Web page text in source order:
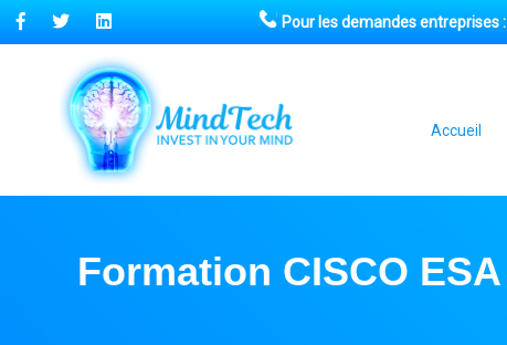
Pour les demandes entreprises :
Accueil
Formation CISCO ESA